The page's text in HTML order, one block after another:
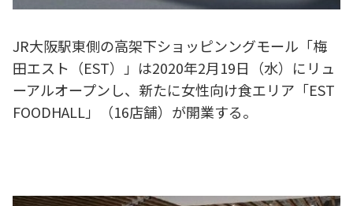
JR大阪駅東側の高架下ショッピンングモール「梅
田エスト（EST）」は2020年2月19日（水）にリュ
ーアルオープンし、新たに女性向け食エリア「EST
FOODHALL」（16店舗）が開業する。